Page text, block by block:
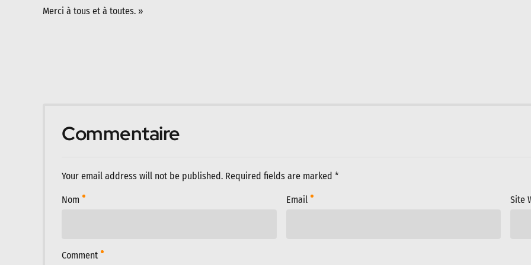
Merci à tous et à toutes. »
Commentaire
Your email address will not be published. Required fields are marked *
Comment
Nom Email Site